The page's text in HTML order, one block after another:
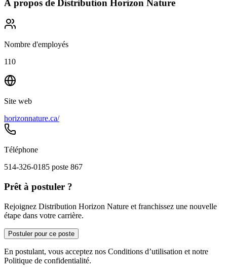
À propos de Distribution Horizon Nature
Nombre d'employés
110
Site web
horizonnature.ca/
Téléphone
514-326-0185 poste 867
Prêt à postuler ?
Rejoignez Distribution Horizon Nature et franchissez une nouvelle
étape dans votre carrière.
Postuler pour ce poste
En postulant, vous acceptez nos Conditions d’utilisation et notre
Politique de confidentialité.